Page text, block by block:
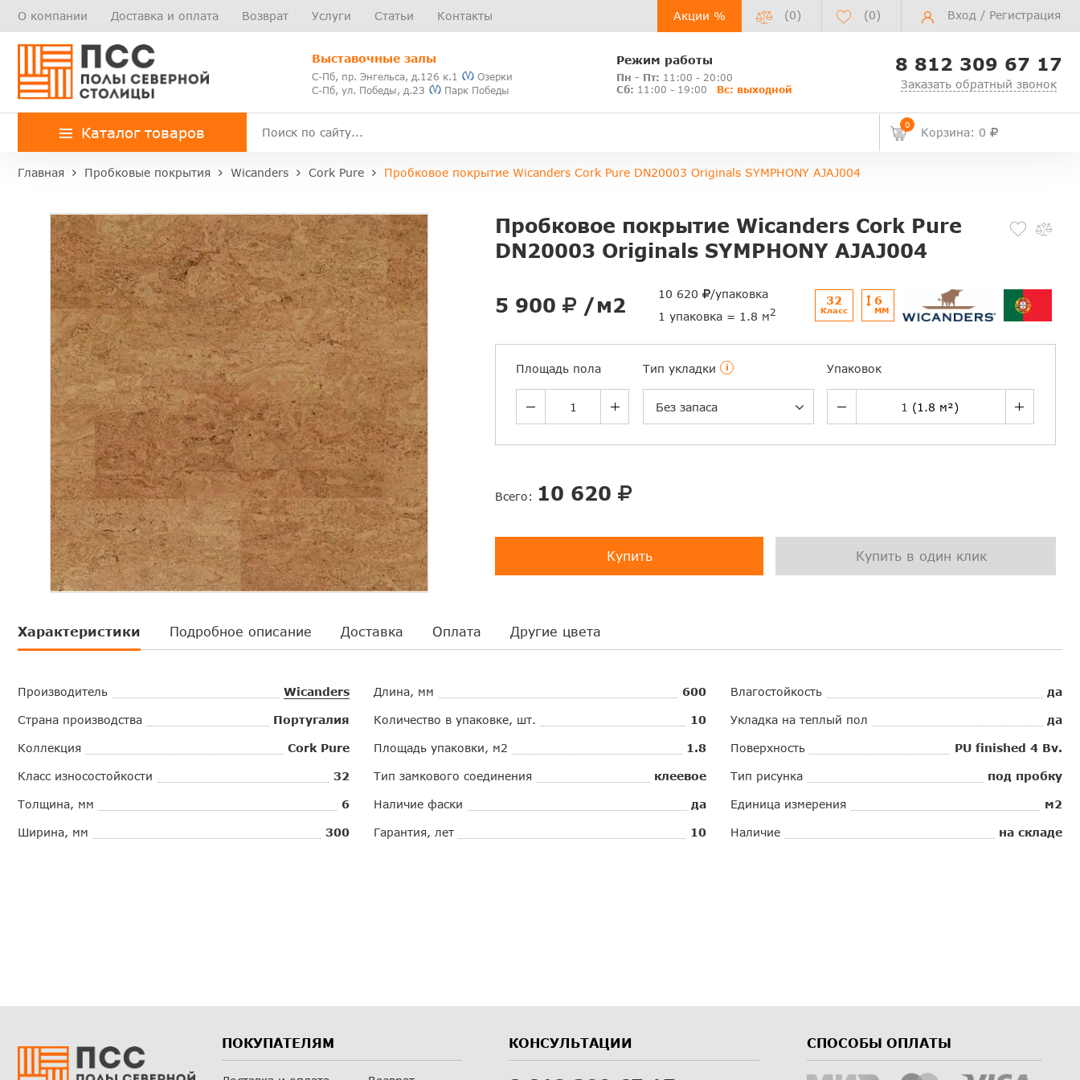
О компании Доставка и оплата Возврат Услуги Статьи Контакты Акции % (0) (0) Вход / Регистрация
Выставочные залы
С-Пб, пр. Энгельса, д.126 к.1
Озерки
С-Пб, ул. Победы, д.23
Парк Победы
Режим работы
Пн - Пт: 11:00 - 20:00
Сб: 11:00 - 19:00 Вс: выходной
8 812 309 67 17
Заказать обратный звонок
Каталог товаров 0
Корзина: 0
Главная Пробковые покрытия Wicanders Cork Pure Пробковое покрытие Wicanders Cork Pure DN20003 Originals SYMPHONY AJAJ004
Пробковое покрытие Wicanders Cork Pure
DN20003 Originals SYMPHONY AJAJ004
5 900 /м2 10 620
/упаковка
1 упаковка = 1.8 м2
32
Класс
6
ММ
Площадь пола Тип укладки i
Без запаса
Упаковок
Всего: 10 620
Купить Купить в один клик
Характеристики Подробное описание Доставка Оплата Другие цвета
Производитель Wicanders
Страна производства Португалия
Коллекция Cork Pure
Класс износостойкости 32
Толщина, мм 6
Ширина, мм 300
Длина, мм 600
Количество в упаковке, шт. 10
Площадь упаковки, м2 1.8
Тип замкового соединения клеевое
Наличие фаски да
Гарантия, лет 10
Влагостойкость да
Укладка на теплый пол да
Поверхность PU finished 4 Bv.
Тип рисунка под пробку
Единица измерения м2
Наличие на складе
ПОКУПАТЕЛЯМ КОНСУЛЬТАЦИИ СПОСОБЫ ОПЛАТЫ